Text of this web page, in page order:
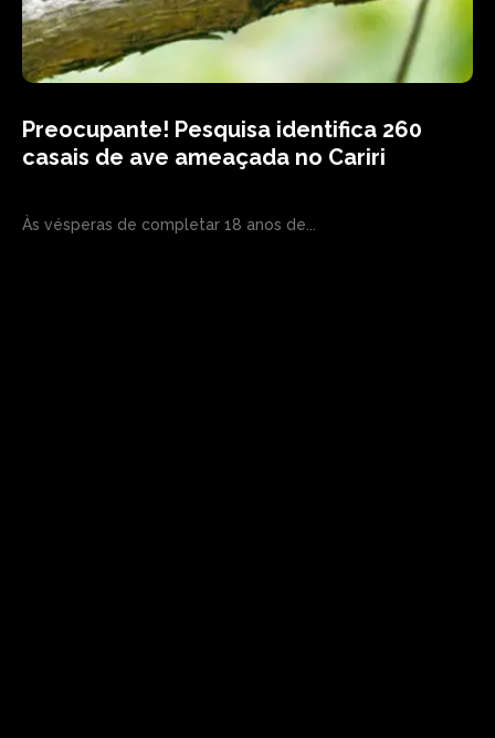
Preocupante! Pesquisa identifica 260
casais de ave ameaçada no Cariri
Às vésperas de completar 18 anos de...